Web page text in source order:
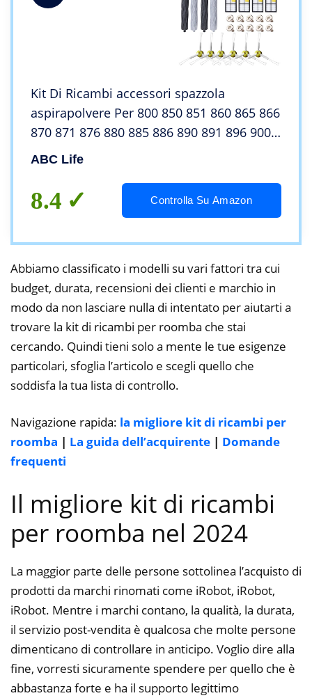
Kit Di Ricambi accessori spazzola
aspirapolvere Per 800 850 851 860 865 866
870 871 876 880 885 886 890 891 896 900
960 966 980 990 serie, Aspirapolvere 24in1
ABC Life
8.4 Controlla Su Amazon
Abbiamo classificato i modelli su vari fattori tra cui
budget, durata, recensioni dei clienti e marchio in
modo da non lasciare nulla di intentato per aiutarti a
trovare la kit di ricambi per roomba che stai
cercando. Quindi tieni solo a mente le tue esigenze
particolari, sfoglia l’articolo e scegli quello che
soddisfa la tua lista di controllo.
Navigazione rapida: la migliore kit di ricambi per
roomba | La guida dell’acquirente | Domande
frequenti
Il migliore kit di ricambi
per roomba nel 2024
La maggior parte delle persone sottolinea l’acquisto di
prodotti da marchi rinomati come iRobot, iRobot,
iRobot. Mentre i marchi contano, la qualità, la durata,
il servizio post-vendita è qualcosa che molte persone
dimenticano di controllare in anticipo. Voglio dire alla
fine, vorresti sicuramente spendere per quello che è
abbastanza forte e ha il supporto legittimo